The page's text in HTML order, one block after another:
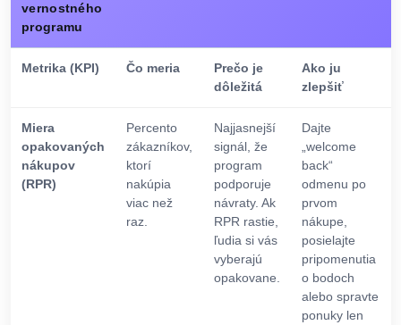
vernostného
programu
Metrika (KPI) Čo meria
Prečo je
dôležitá
Ako ju
zlepšiť
Miera
opakovaných
nákupov
(RPR)
Percento
zákazníkov,
ktorí
nakúpia
viac než
raz.
Najjasnejší
signál, že
program
podporuje
návraty. Ak
RPR rastie,
ľudia si vás
vyberajú
opakovane.
Dajte
„welcome
back“
odmenu po
prvom
nákupe,
posielajte
pripomenutia
o bodoch
alebo spravte
ponuky len